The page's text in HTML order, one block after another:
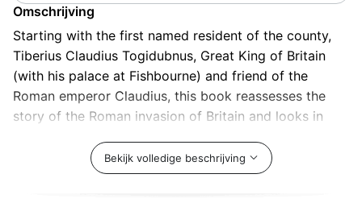
Omschrijving
Starting with the first named resident of the county,
Tiberius Claudius Togidubnus, Great King of Britain
(with his palace at Fishbourne) and friend of the
Roman emperor Claudius, this book reassesses the
story of the Roman invasion of Britain and looks in
Bekijk volledige beschrijving